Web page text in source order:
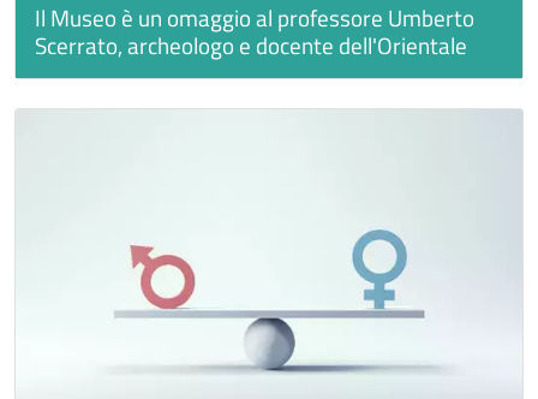
Il Museo è un omaggio al professore Umberto
Scerrato, archeologo e docente dell'Orientale